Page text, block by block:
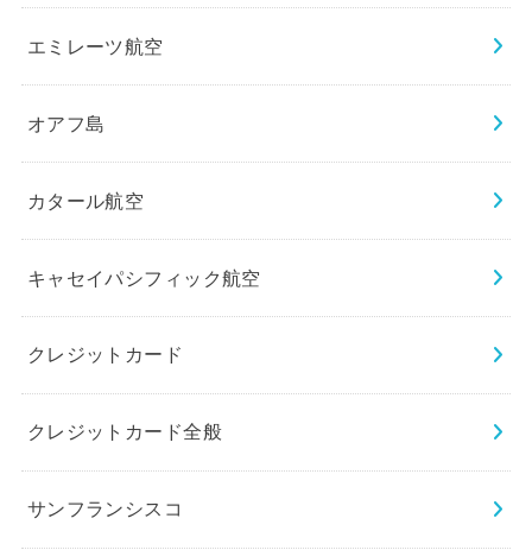
エミレーツ航空
オアフ島
カタール航空
キャセイパシフィック航空
クレジットカード
クレジットカード全般
サンフランシスコ